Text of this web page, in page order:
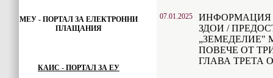
МЕУ - ПОРТАЛ ЗА ЕЛЕКТРОННИ
ПЛАЩАНИЯ
КАИС - ПОРТАЛ ЗА ЕУ
07.01.2025
ИНФОРМАЦИЯ
ЗДОИ /
ПОВЕЧЕ ОТ
ГЛАВА ТРЕТА